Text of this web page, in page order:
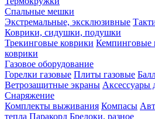
Спальные мешки
Экстремальные, эксклюзивные
Коврики, сидушки, подушки
Трекинговые коврики Кемпинговые
коврики
Газовое оборудование
Горелки газовые Плиты газовые
Ветрозащитные экраны Аксессуары
Снаряжение
Комплекты выживания Компасы
тепла Паракорд Брелоки, разное